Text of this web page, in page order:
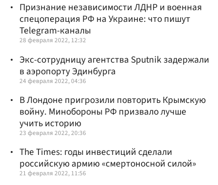
Признание независимости ЛДНР и военная
спецоперация РФ на Украине: что пишут
Telegram-каналы
28 февраля 2022, 12:32
Экс-сотрудницу агентства Sputnik задержали
в аэропорту Эдинбурга
24 февраля 2022, 04:36
В Лондоне пригрозили повторить Крымскую
войну. Минобороны РФ призвало лучше
учить историю
23 февраля 2022, 20:36
The Times: годы инвестиций сделали
российскую армию «смертоносной силой»
21 февраля 2022, 11:56